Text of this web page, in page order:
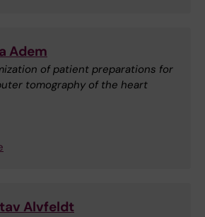
Adem
of patient preparations for
tomography of the heart
Alvfeldt